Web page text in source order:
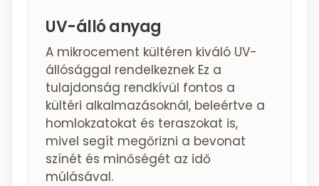
UV-álló anyag
A mikrocement kültéren kiváló UV-
állósággal rendelkeznek Ez a
tulajdonság rendkívül fontos a
kültéri alkalmazásoknál, beleértve a
homlokzatokat és teraszokat is,
mivel segít megőrizni a bevonat
színét és minőségét az idő
múlásával.